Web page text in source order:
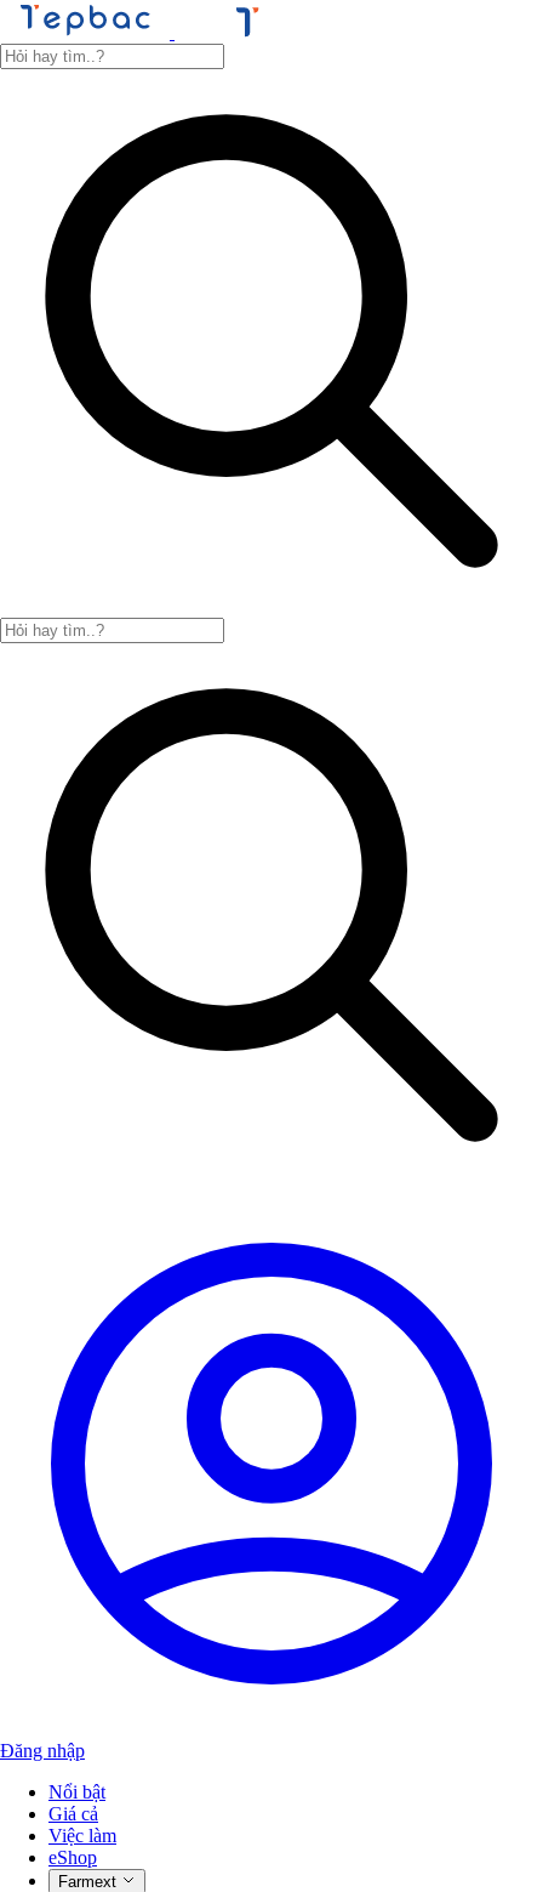
Đăng nhập
Nổi bật
Giá cả
Việc làm
eShop
Farmext